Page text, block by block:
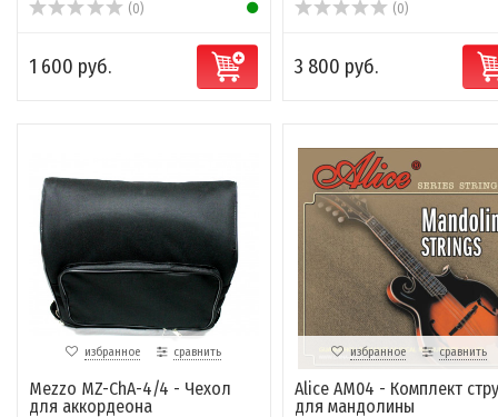
(0)
1 600 руб.
(0)
3 800 руб.
избранное сравнить
Mezzo MZ-ChA-4/4 - Чехол
для аккордеона
избранное сравнить
Alice AM04 - Комплект
для мандолины